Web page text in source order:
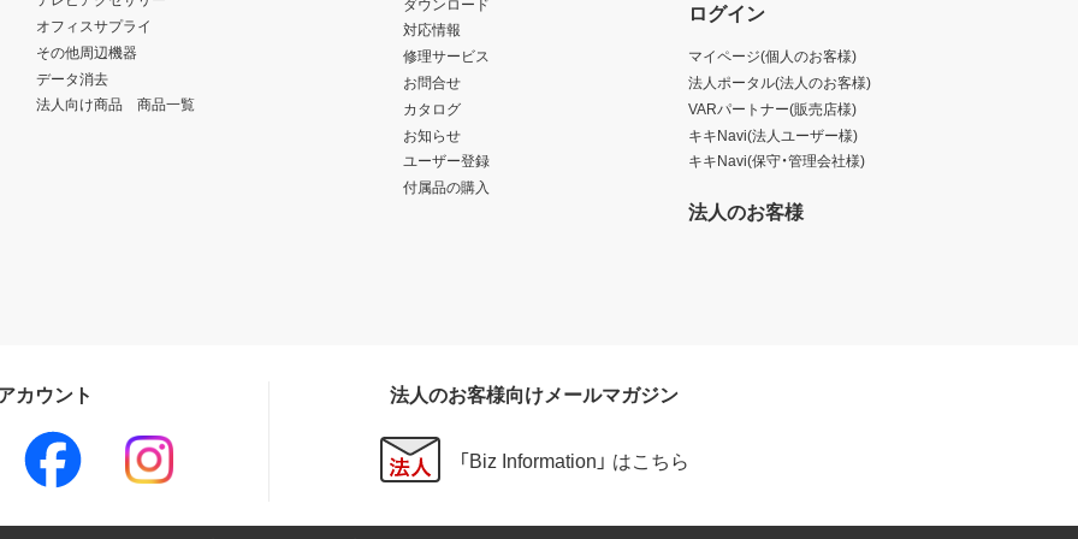
オフィスサプライ
その他周辺機器
データ消去
法人向け商品 商品一覧
対応情報
修理サービス
お問合せ
カタログ
お知らせ
ユーザー登録
付属品の購入
ログイン
マイページ(個人のお客様)
法人ポータル(法人のお客様)
VARパートナー(販売店様)
キキNavi(法人ユーザー様)
キキNavi(保守・管理会社様)
法人のお客様
カウント 法人のお客様向けメールマガジン
「Biz Information」 はこちら